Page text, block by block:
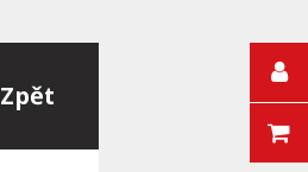
Zpět na výpis